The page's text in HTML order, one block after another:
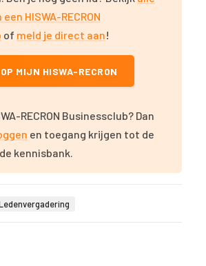
HISWA-RECRON
of meld je direct aan!
MIJN HISWA-RECRON
RECRON Businessclub? Dan
en toegang krijgen tot de
kennisbank.